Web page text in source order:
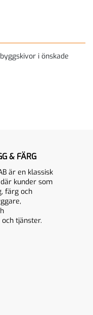
i önskade
& FÄRG
är en klassisk
kunder som
färg och
tjänster.